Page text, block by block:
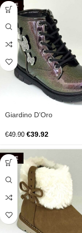
SALE
Giardino D’Oro
€49.90 €39.92
SALE